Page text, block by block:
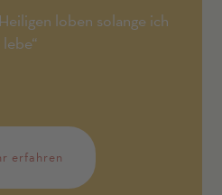
loben solange ich
lebe“
erfahren